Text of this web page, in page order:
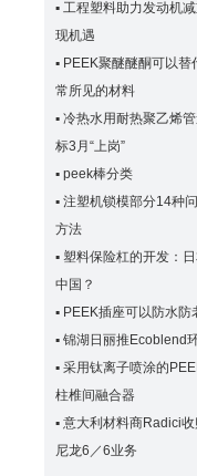
▪ 工程塑料助力发动机
现机遇
▪ PEEK聚醚醚酮可以替
常所见的材料
▪ 冷热水用耐热聚乙烯
标3月“上岗”
▪ peek棒分类
▪ 注塑机锁模部分14种
方法
▪ 塑料保险杠的开发：
中国？
▪ PEEK插座可以防水防
▪ 锦湖日丽推Ecoblend
▪ 采用钛离子喷涂的
柱椎间融合器
▪ 意大利材料商Radici
尼龙6／6业务